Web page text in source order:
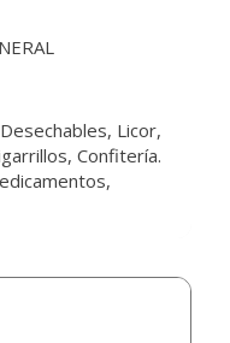
Licor,
Confitería.